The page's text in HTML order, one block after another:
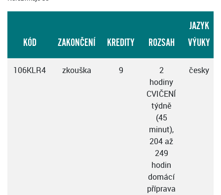
KÓD ZAKONČENÍ KREDITY ROZSAH
JAZYK
VÝUKY
106KLR4 zkouška 9
2
hodiny
CVIČENÍ
týdně
(45
minut),
204 až
249
hodin
domácí
příprava
česky